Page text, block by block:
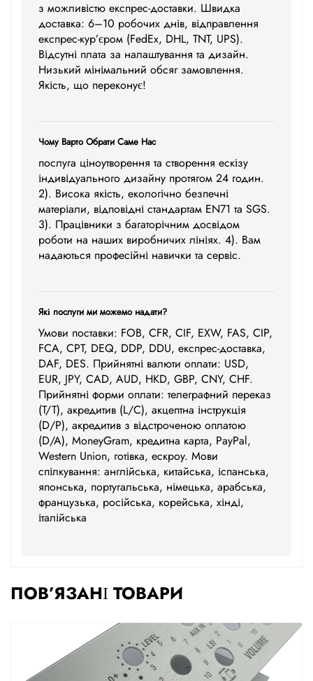
з можливістю експрес-доставки. Швидка
доставка: 6–10 робочих днів, відправлення
експрес-кур’єром (FedEx, DHL, TNT, UPS).
Відсутні плата за налаштування та дизайн.
Низький мінімальний обсяг замовлення.
Якість, що переконує!
Чому Варто Обрати Саме Нас
послуга ціноутворення та створення ескізу
індивідуального дизайну протягом 24 годин.
2). Висока якість, екологічно безпечні
матеріали, відповідні стандартам EN71 та SGS.
3). Працівники з багаторічним досвідом
роботи на наших виробничих лініях. 4). Вам
надаються професійні навички та сервіс.
Які послуги ми можемо надати?
Умови поставки: FOB, CFR, CIF, EXW, FAS, CIP,
FCA, CPT, DEQ, DDP, DDU, експрес-доставка,
DAF, DES. Прийнятні валюти оплати: USD,
EUR, JPY, CAD, AUD, HKD, GBP, CNY, CHF.
Прийнятні форми оплати: телеграфний переказ
(T/T), акредитив (L/C), акцептна інструкція
(D/P), акредитив з відстроченою оплатою
(D/A), MoneyGram, кредитна карта, PayPal,
Western Union, готівка, ескроу. Мови
спілкування: англійська, китайська, іспанська,
японська, португальська, німецька, арабська,
французька, російська, корейська, хінді,
італійська
ПОВ’ЯЗАНІ ТОВАРИ